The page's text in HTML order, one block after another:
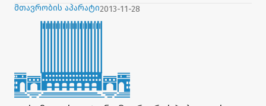
პრობლემები მოგვარდა.
მთავრობის აპარატი2013-11-28